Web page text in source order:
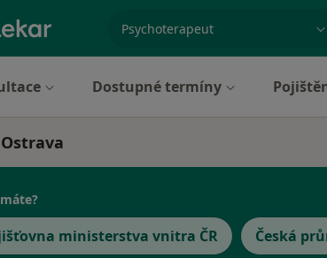
Dostupné termíny
ministerstva vnitra ČR Česká